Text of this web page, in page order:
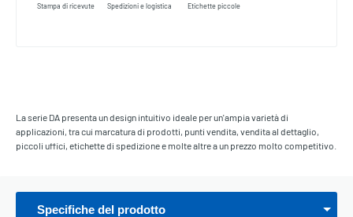
Stampa di ricevute Spedizioni e logistica Etichette piccole
La serie DA presenta un design intuitivo ideale per un'ampia varietà di
applicazioni, tra cui marcatura di prodotti, punti vendita, vendita al dettaglio,
piccoli uffici, etichette di spedizione e molte altre a un prezzo molto competitivo.
Specifiche del prodotto